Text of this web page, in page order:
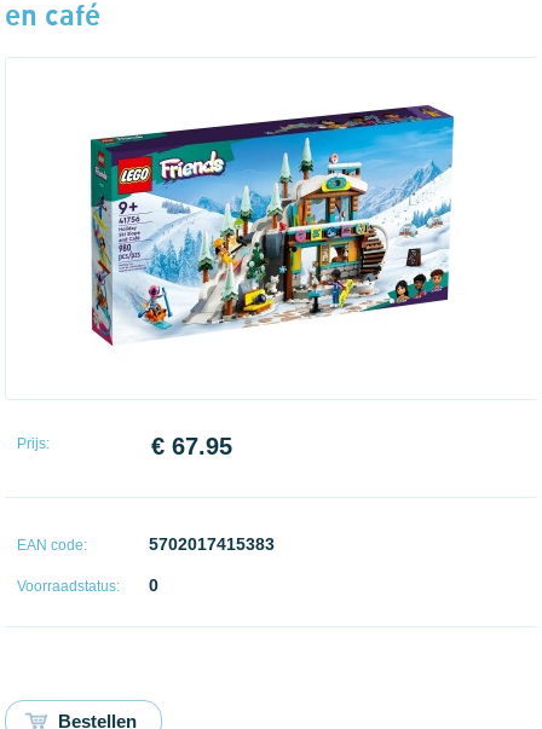
en café
Prijs: € 67.95
EAN code: 5702017415383
Voorraadstatus: 0